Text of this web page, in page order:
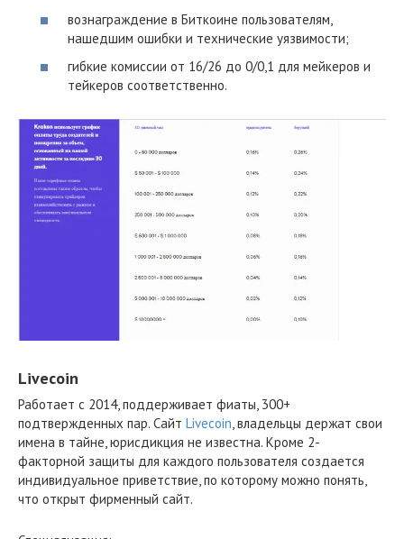
вознаграждение в Биткоине пользователям,
нашедшим ошибки и технические уязвимости;
гибкие комиссии от 16/26 до 0/0,1 для мейкеров и
тейкеров соответственно.
Livecoin
Работает с 2014, поддерживает фиаты, 300+
подтвержденных пар. Сайт Livecoin, владельцы держат свои
имена в тайне, юрисдикция не известна. Кроме 2-
факторной защиты для каждого пользователя создается
индивидуальное приветствие, по которому можно понять,
что открыт фирменный сайт.